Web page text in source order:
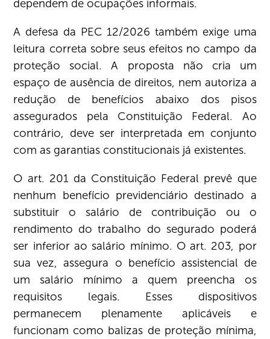
dependem de ocupações informais.
A defesa da PEC 12/2026 também exige uma
leitura correta sobre seus efeitos no campo da
proteção social. A proposta não cria um
espaço de ausência de direitos, nem autoriza a
redução de benefícios abaixo dos pisos
assegurados pela Constituição Federal. Ao
contrário, deve ser interpretada em conjunto
com as garantias constitucionais já existentes.
O art. 201 da Constituição Federal prevê que
nenhum benefício previdenciário destinado a
substituir o salário de contribuição ou o
rendimento do trabalho do segurado poderá
ser inferior ao salário mínimo. O art. 203, por
sua vez, assegura o benefício assistencial de
um salário mínimo a quem preencha os
requisitos legais. Esses dispositivos
permanecem plenamente aplicáveis e
funcionam como balizas de proteção mínima,